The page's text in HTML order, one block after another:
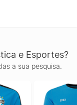
e Esportes?
a sua pesquisa.